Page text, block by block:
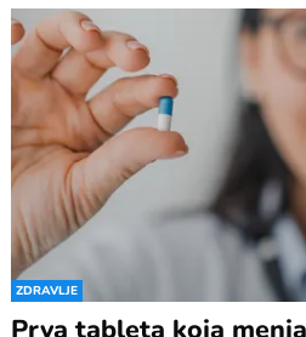
ZDRAVLJE
Prva tableta koja